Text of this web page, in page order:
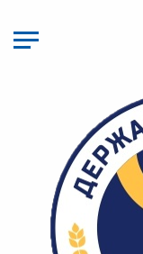
основного
матеріалу